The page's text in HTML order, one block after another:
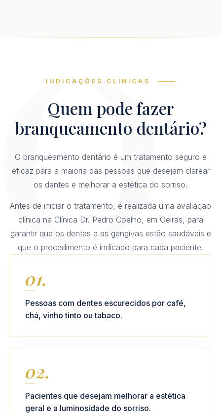
INDICAÇÕES CLÍNICAS
Quem pode fazer
branqueamento dentário?
O branqueamento dentário é um tratamento seguro e
eficaz para a maioria das pessoas que desejam clarear
os dentes e melhorar a estética do sorriso.
Antes de iniciar o tratamento, é realizada uma avaliação
clínica na Clínica Dr. Pedro Coelho, em Oeiras, para
garantir que os dentes e as gengivas estão saudáveis e
que o procedimento é indicado para cada paciente.
01.
Pessoas com dentes escurecidos por café,
chá, vinho tinto ou tabaco.
02.
Pacientes que desejam melhorar a estética
geral e a luminosidade do sorriso.